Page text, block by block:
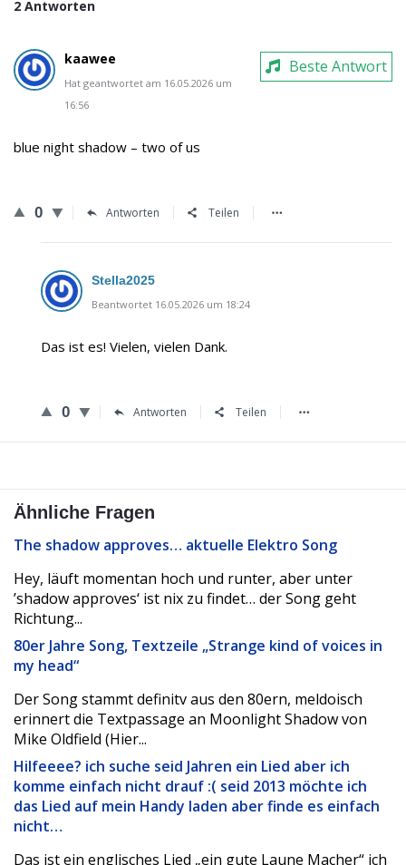
2 Antworten
Beste Antwort
kaawee
Hat geantwortet am 16.05.2026 um
16:56
blue night shadow – two of us
0 Antworten Teilen
Stella2025
Beantwortet 16.05.2026 um 18:24
Das ist es! Vielen, vielen Dank.
0 Antworten Teilen
Ähnliche Fragen
The shadow approves… aktuelle Elektro Song
Hey, läuft momentan hoch und runter, aber unter
’shadow approves‘ ist nix zu findet… der Song geht
Richtung...
80er Jahre Song, Textzeile „Strange kind of voices in
my head“
Der Song stammt definitv aus den 80ern, meldoisch
erinnert die Textpassage an Moonlight Shadow von
Mike Oldfield (Hier...
Hilfeeee? ich suche seid Jahren ein Lied aber ich
komme einfach nicht drauf :( seid 2013 möchte ich
das Lied auf mein Handy laden aber finde es einfach
nicht…
Das ist ein englisches Lied „ein gute Laune Macher“ ich